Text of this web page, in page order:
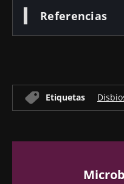
Referencias
Etiquetas